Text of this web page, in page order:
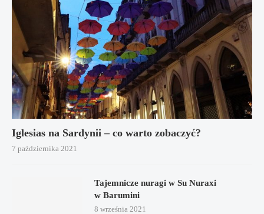
Iglesias na Sardynii – co warto zobaczyć?
7 października 2021
Tajemnicze nuragi w Su Nuraxi
w Barumini
8 września 2021